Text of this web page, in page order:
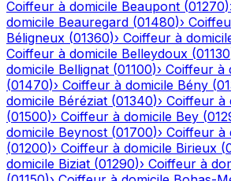
Coiffeur à domicile Beaupont (01270)
domicile Beauregard (01480)›
Béligneux (01360)› Coiffeur à
Coiffeur à domicile Belleydoux (01130
domicile Bellignat (01100)› Coiffeur à
(01470)› Coiffeur à domicile Bény (
domicile Béréziat (01340)› Coiffeur à
(01500)› Coiffeur à domicile Bey (
domicile Beynost (01700)› Coiffeur à
(01200)› Coiffeur à domicile Birieux (
domicile Biziat (01290)› Coiffeur à